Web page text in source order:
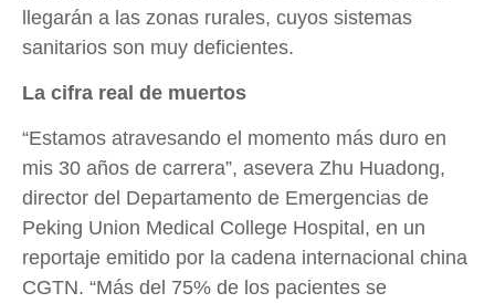
llegarán a las zonas rurales, cuyos sistemas
sanitarios son muy deficientes.
La cifra real de muertos
“Estamos atravesando el momento más duro en
mis 30 años de carrera”, asevera Zhu Huadong,
director del Departamento de Emergencias de
Peking Union Medical College Hospital, en un
reportaje emitido por la cadena internacional china
CGTN. “Más del 75% de los pacientes se